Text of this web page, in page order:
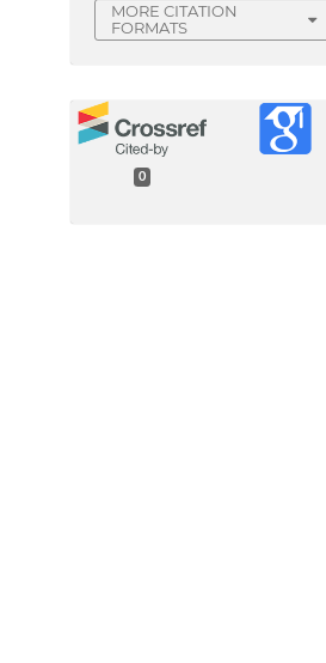
MORE CITATION
FORMATS
0